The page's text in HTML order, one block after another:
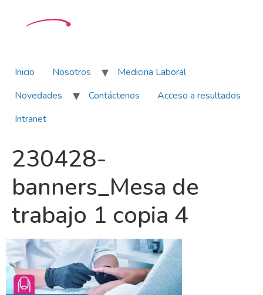
Inicio Nosotros
Medicina Laboral
Novedades
Contáctenos
Acceso a resultados
Intranet
230428-
banners_Mesa de
trabajo 1 copia 4